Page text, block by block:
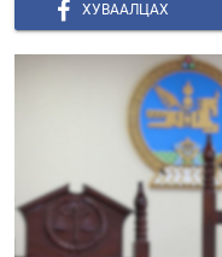
ХУВААЛЦАХ